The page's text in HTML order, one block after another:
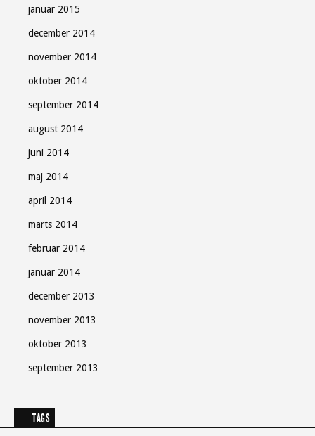
januar 2015
december 2014
november 2014
oktober 2014
september 2014
august 2014
juni 2014
maj 2014
april 2014
marts 2014
februar 2014
januar 2014
december 2013
november 2013
oktober 2013
september 2013
TAGS